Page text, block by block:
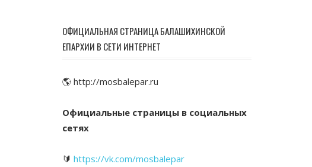
ОФИЦИАЛЬНАЯ СТРАНИЦА БАЛАШИХИНСКОЙ
ЕПАРХИИ В СЕТИ ИНТЕРНЕТ
🌎 http://mosbalepar.ru
Официальные страницы в социальных
сетях
🔰 https://vk.com/mosbalepar